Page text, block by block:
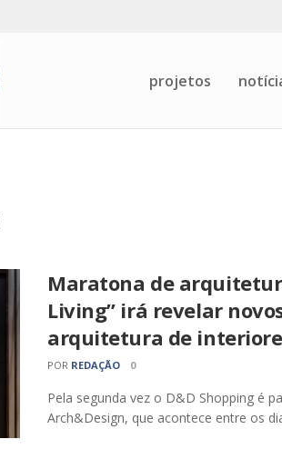
projetos
Maratona de
Living” irá revelar
arquitetura de
POR REDAÇÃO 0
Pela segunda vez o D&D Shopping é
Arch&Design, que acontece entre os